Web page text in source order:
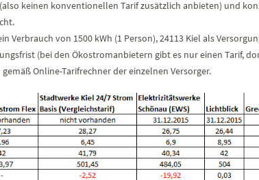
keinen konventionellen Tarif zusätzlich anbieten) und
Verbrauch von 1500 kWh (1 Person), 24113 Kiel als
(bei den Ökostromanbietern gibt es nur einen Tarif,
Online-Tarifrechner der einzelnen Versorger.